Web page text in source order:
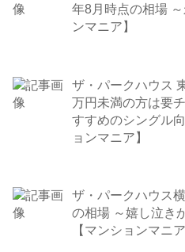
年8月時点の相場
ンマニア】
ザ・パークハウス
万円未満の方は要
すすめのシングル
ョンマニア】
ザ・パークハウス
の相場 ～嬉し泣き
【マンションマニア